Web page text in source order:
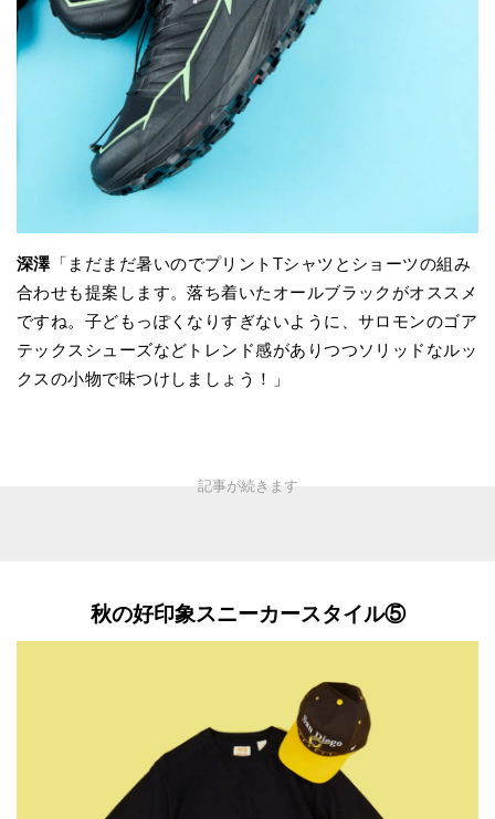
深澤「まだまだ暑いのでプリントTシャツとショーツの組み
合わせも提案します。落ち着いたオールブラックがオススメ
ですね。子どもっぽくなりすぎないように、サロモンのゴア
テックスシューズなどトレンド感がありつつソリッドなルッ
クスの小物で味つけしましょう！」
秋の好印象スニーカースタイル⑤